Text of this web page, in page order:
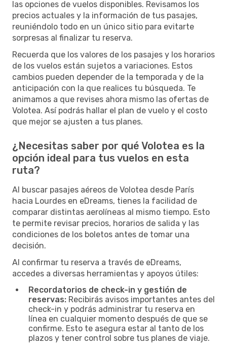
las opciones de vuelos disponibles. Revisamos los
precios actuales y la información de tus pasajes,
reuniéndolo todo en un único sitio para evitarte
sorpresas al finalizar tu reserva.
Recuerda que los valores de los pasajes y los horarios
de los vuelos están sujetos a variaciones. Estos
cambios pueden depender de la temporada y de la
anticipación con la que realices tu búsqueda. Te
animamos a que revises ahora mismo las ofertas de
Volotea. Así podrás hallar el plan de vuelo y el costo
que mejor se ajusten a tus planes.
¿Necesitas saber por qué Volotea es la
opción ideal para tus vuelos en esta
ruta?
Al buscar pasajes aéreos de Volotea desde París
hacia Lourdes en eDreams, tienes la facilidad de
comparar distintas aerolíneas al mismo tiempo. Esto
te permite revisar precios, horarios de salida y las
condiciones de los boletos antes de tomar una
decisión.
Al confirmar tu reserva a través de eDreams,
accedes a diversas herramientas y apoyos útiles:
Recordatorios de check-in y gestión de
reservas: Recibirás avisos importantes antes del
check-in y podrás administrar tu reserva en
línea en cualquier momento después de que se
confirme. Esto te asegura estar al tanto de los
plazos y tener control sobre tus planes de viaje.